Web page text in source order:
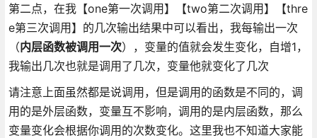
第二点，在我【one第一次调用】【two第二次调用】【thre
e第三次调用】的几次输出结果中可以看出，我每输出一次
（内层函数被调用一次），变量的值就会发生变化，自增1，
我输出几次也就是调用了几次，变量他就变化了几次
请注意上面虽然都是说调用，但是调用的函数是不同的，调
用的是外层函数，变量互不影响，调用的是内层函数，那么
变量变化会根据你调用的次数变化。这里我也不知道大家能